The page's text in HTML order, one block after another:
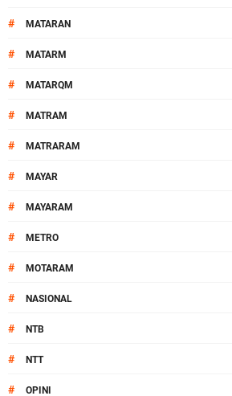
# MATARAN
# MATARM
# MATARQM
# MATRAM
# MATRARAM
# MAYAR
# MAYARAM
# METRO
# MOTARAM
# NASIONAL
# NTB
# NTT
# OPINI